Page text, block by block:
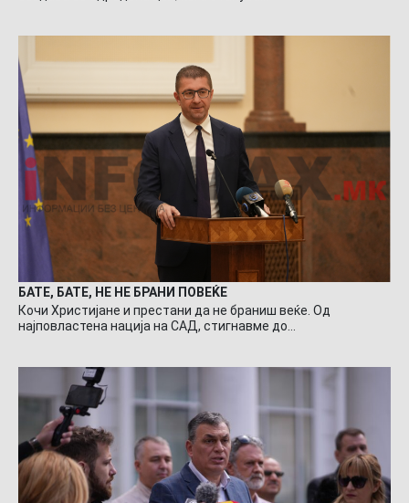
БАТЕ, БАТЕ, НЕ НЕ БРАНИ ПОВЕЌЕ
Кочи Христијане и престани да не браниш веќе. Од
најповластена нација на САД, стигнавме до…